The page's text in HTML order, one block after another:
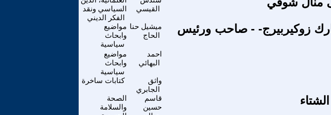
السياسي ونقد
الفكر الديني
القيسي
مواضيع
وابحاث
سياسية
ميشيل حنا
الحاج
زوكيربيرج- - صاحب ورئيس
مواضيع
وابحاث
سياسية
احمد
البهائي
كتابات ساخرة
واثق
الجابري
الصحة
والسلامة
قاسم
حسين